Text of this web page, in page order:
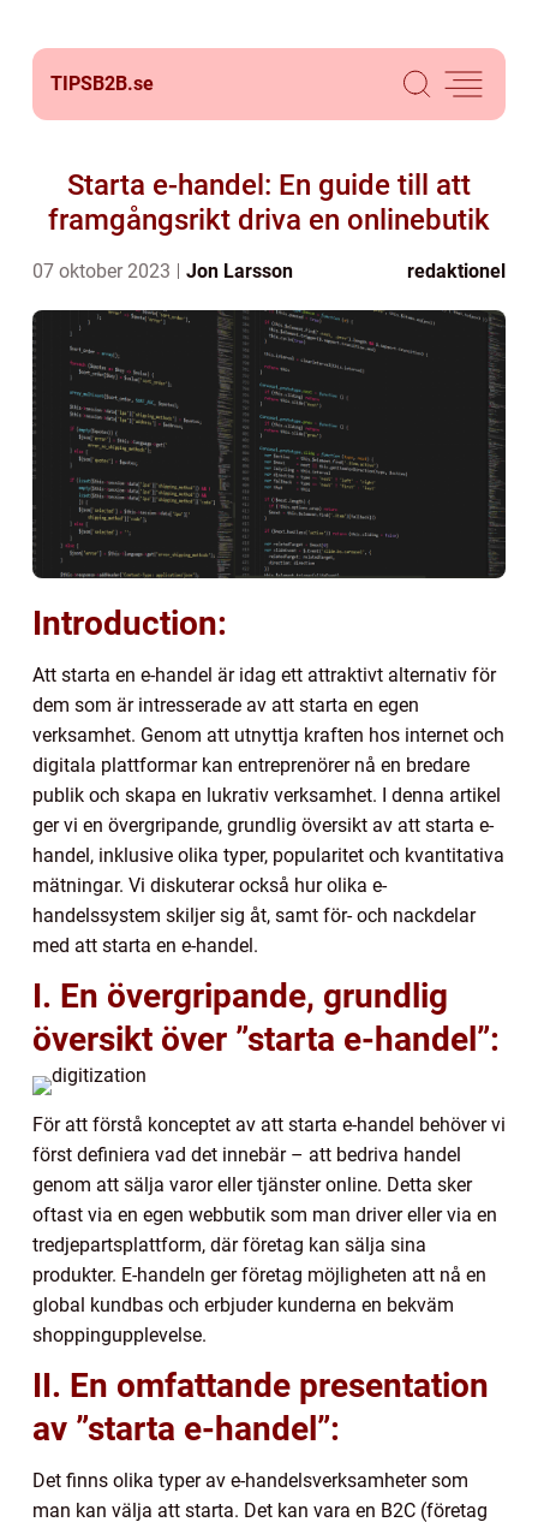
TIPSB2B.se
Starta e-handel: En guide till att
framgångsrikt driva en onlinebutik
07 oktober 2023 Jon Larsson redaktionel
Introduction:
Att starta en e-handel är idag ett attraktivt alternativ för
dem som är intresserade av att starta en egen
verksamhet. Genom att utnyttja kraften hos internet och
digitala plattformar kan entreprenörer nå en bredare
publik och skapa en lukrativ verksamhet. I denna artikel
ger vi en övergripande, grundlig översikt av att starta e-
handel, inklusive olika typer, popularitet och kvantitativa
mätningar. Vi diskuterar också hur olika e-
handelssystem skiljer sig åt, samt för- och nackdelar
med att starta en e-handel.
I. En övergripande, grundlig
översikt över ”starta e-handel”:
För att förstå konceptet av att starta e-handel behöver vi
först definiera vad det innebär – att bedriva handel
genom att sälja varor eller tjänster online. Detta sker
oftast via en egen webbutik som man driver eller via en
tredjepartsplattform, där företag kan sälja sina
produkter. E-handeln ger företag möjligheten att nå en
global kundbas och erbjuder kunderna en bekväm
shoppingupplevelse.
II. En omfattande presentation
av ”starta e-handel”:
Det finns olika typer av e-handelsverksamheter som
man kan välja att starta. Det kan vara en B2C (företag